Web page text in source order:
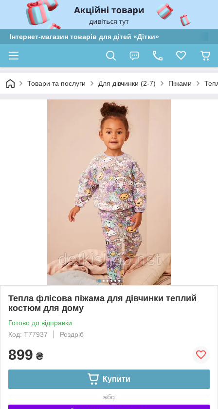
Інтернет-магазин товарів для дітей «Дітки»
Товари та послуги Для дівчинки (2-7) Піжами
Тепла флісова піжама для дівчинки теплий
костюм для дому
Готово до відправки
Код: T77937
Роздріб
899 ₴
Купити
або